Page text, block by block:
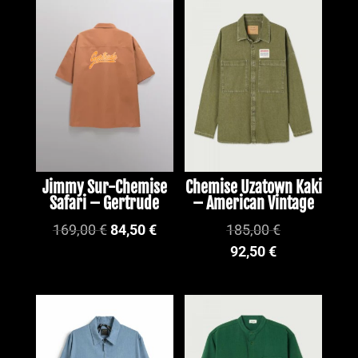
Jimmy Sur-Chemise
Safari – Gertrude
169,00€ Le
était :
169,00 €.
84,50€Le
est :
Chemise Uzatown Kaki
– American Vintage
185,00€
92,50€
PROMO !